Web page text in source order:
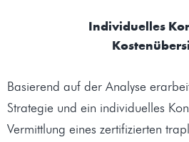
Individuelles
Basierend auf der Analyse
Strategie und ein individuelles
Vermittlung eines zertifizierten